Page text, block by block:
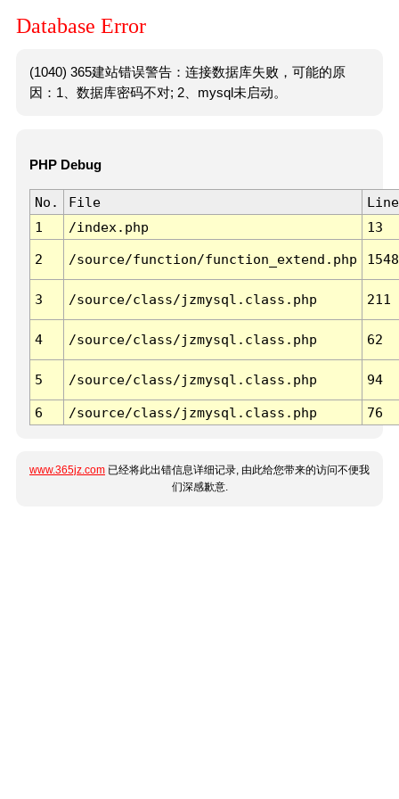
Database Error
(1040) 365建站错误警告：连接数据库失败，可能的原
因：1、数据库密码不对; 2、mysql未启动。
PHP Debug
No. File
Line
1
/index.php 13
2 /source/function/function_extend.php 1548
3 /source/class/jzmysql.class.php 211
4 /source/class/jzmysql.class.php 62
5 /source/class/jzmysql.class.php 94
6 /source/class/jzmysql.class.php 76
www.365jz.com 已经将此出错信息详细记录, 由此给您带来的访问不便我
们深感歉意.